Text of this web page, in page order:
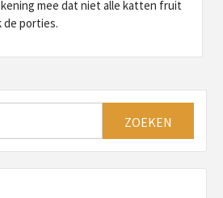
mee dat niet alle katten fruit
de porties.